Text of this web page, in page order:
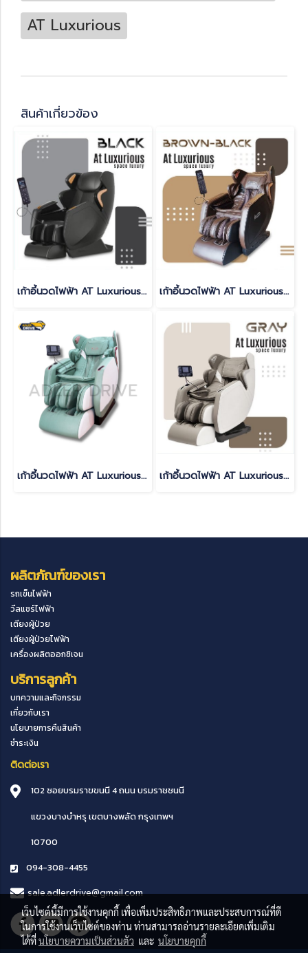
AT Luxurious
สินค้าเกี่ยวข้อง
เก้าอี้นวดไฟฟ้า AT Luxurious สี BLACK เก้าอี้นวดไฟฟ้า AT Luxurious สี BROWN BLACK
เก้าอี้นวดไฟฟ้า AT Luxurious สี GREEN เก้าอี้นวดไฟฟ้า AT Luxurious สี GRAY
ผลิตภัณฑ์ของเรา
รถเข็นไฟฟ้า
วีลแชร์ไฟฟ้า
เตียงผู้ป่วย
เตียงผู้ป่วยไฟฟ้า
เครื่องผลิตออกซิเจน
บริการลูกค้า
บทความและกิจกรรม
เกี่ยวกับเรา
นโยบายการคืนสินค้า
ชำระเงิน
ติดต่อเรา
102 ซอยบรมราขขนนี 4 ถนน บรมราชชนนี
แขวงบางบำหรุ เขตบางพลัดกรุงเทพฯ
10700
094-308-4455
sale.adlerdrive@gmail.com
เว็บไซต์นี้มีการใช้งานคุกกี้ เพื่อเพิ่มประสิทธิภาพและประสบการณ์ที่ดี
ในการใช้งานเว็บไซต์ของท่าน ท่านสามารถอ่านรายละเอียดเพิ่มเติม
ได้ที่นโยบายความเป็นส่วนตัว และ นโยบายคุกกี้